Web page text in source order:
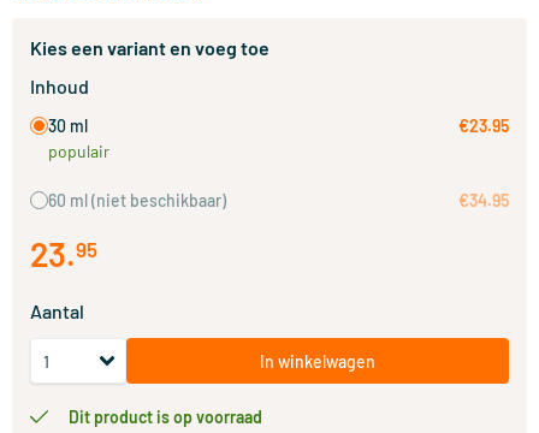
Kies een variant en voeg toe
Inhoud
30 ml
populair
€23.95
60 ml(niet beschikbaar) €34.95
23.95
Aantal
In winkelwagen
Dit product is op voorraad